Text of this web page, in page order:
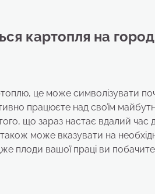
картопля на
це може символізувати
працюєте над своїм
що зараз настає вдалий час
може вказувати на
плоди вашої праці ви